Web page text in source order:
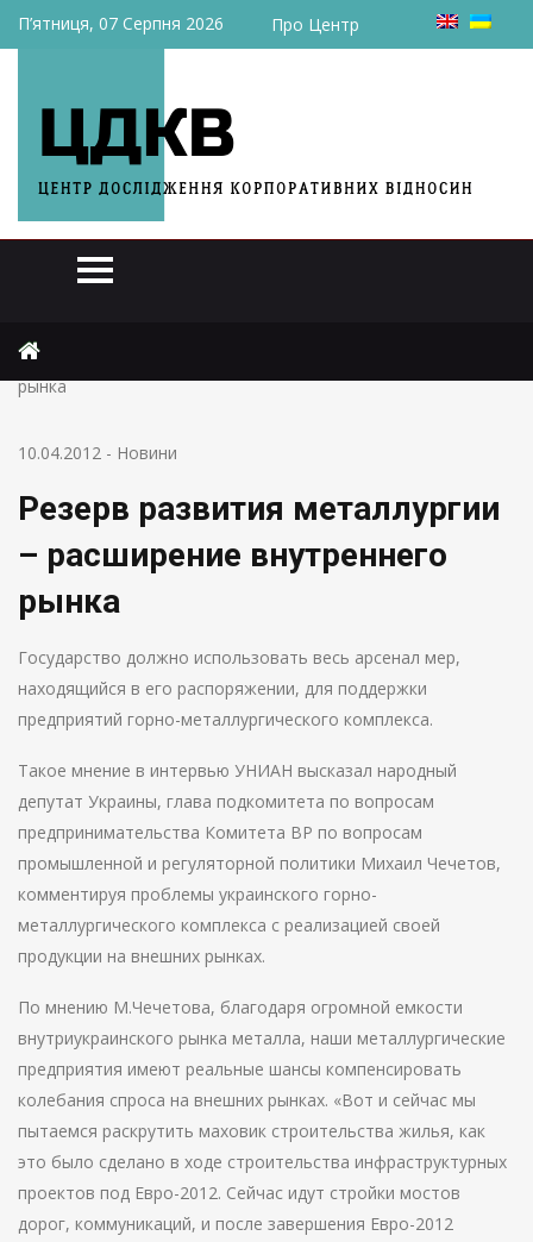
П’ятниця, 07 Серпня 2026 Про Центр
Резерв развития металлургии – расширение внутреннего
рынка
10.04.2012 - Новини
Резерв развития металлургии
– расширение внутреннего
рынка
Государство должно использовать весь арсенал мер,
находящийся в его распоряжении, для поддержки
предприятий горно-металлургического комплекса.
Такое мнение в интервью УНИАН высказал народный
депутат Украины, глава подкомитета по вопросам
предпринимательства Комитета ВР по вопросам
промышленной и регуляторной политики Михаил Чечетов,
комментируя проблемы украинского горно-
металлургического комплекса с реализацией своей
продукции на внешних рынках.
По мнению М.Чечетова, благодаря огромной емкости
внутриукраинского рынка металла, наши металлургические
предприятия имеют реальные шансы компенсировать
колебания спроса на внешних рынках. «Вот и сейчас мы
пытаемся раскрутить маховик строительства жилья, как
это было сделано в ходе строительства инфраструктурных
проектов под Евро-2012. Сейчас идут стройки мостов
дорог, коммуникаций, и после завершения Евро-2012